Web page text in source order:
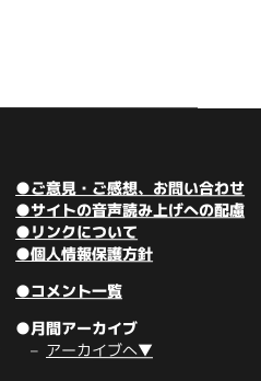
●ご意見・ご感想、お問い合わせ
●サイトの音声読み上げへの配慮
●リンクについて
●個人情報保護方針
●コメント一覧
●月間アーカイブ
アーカイブへ▼